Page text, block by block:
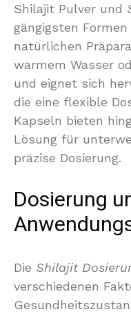
Shilajit Pulver und
gängigsten
natürlichen
warmem Wasser
und eignet sich
die eine flexible
Kapseln bieten
Lösung für
präzise Dosierung.
Dosierung
Die Shilajit
verschiedenen